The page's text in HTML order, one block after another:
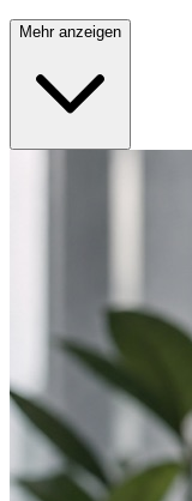
in Tamm bedeutet das:
falschen Kanal weiter
wirksame Kanal
Mehr anzeigen